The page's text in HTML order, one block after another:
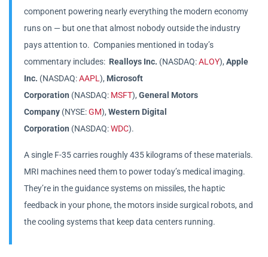
component powering nearly everything the modern economy
runs on — but one that almost nobody outside the industry
pays attention to. Companies mentioned in today’s
commentary includes: Realloys Inc. (NASDAQ:ALOY), Apple
Inc. (NASDAQ:AAPL ), Microsoft
Corporation (NASDAQ: MSFT), General Motors
Company (NYSE:GM), Western Digital
Corporation (NASDAQ:WDC).
A single F-35 carries roughly 435 kilograms of these materials.
MRI machines need them to power today’s medical imaging.
They’re in the guidance systems on missiles, the haptic
feedback in your phone, the motors inside surgical robots, and
the cooling systems that keep data centers running.